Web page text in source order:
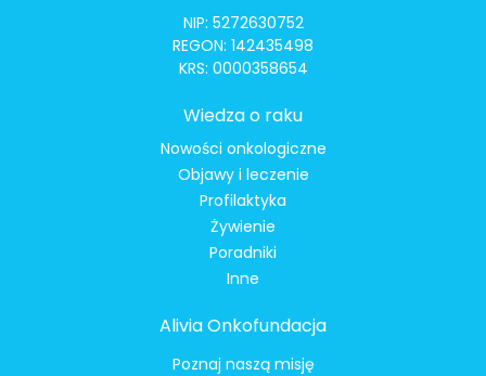
NIP: 5272630752
REGON: 142435498
KRS: 0000358654
Wiedza o raku
Nowości onkologiczne
Objawy i leczenie
Profilaktyka
Żywienie
Poradniki
Inne
Alivia Onkofundacja
Poznaj naszą misję